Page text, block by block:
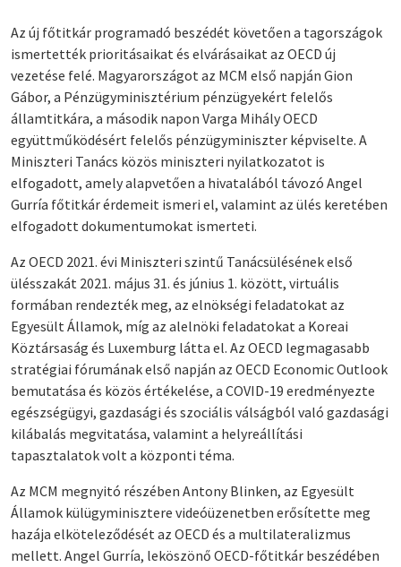
Az új főtitkár programadó beszédét követően a tagországok
ismertették prioritásaikat és elvárásaikat az OECD új
vezetése felé. Magyarországot az MCM első napján Gion
Gábor, a Pénzügyminisztérium pénzügyekért felelős
államtitkára, a második napon Varga Mihály OECD
együttműködésért felelős pénzügyminiszter képviselte. A
Miniszteri Tanács közös miniszteri nyilatkozatot is
elfogadott, amely alapvetően a hivatalából távozó Angel
Gurría főtitkár érdemeit ismeri el, valamint az ülés keretében
elfogadott dokumentumokat ismerteti.
Az OECD 2021. évi Miniszteri szintű Tanácsülésének első
ülésszakát 2021. május 31. és június 1. között, virtuális
formában rendezték meg, az elnökségi feladatokat az
Egyesült Államok, míg az alelnöki feladatokat a Koreai
Köztársaság és Luxemburg látta el. Az OECD legmagasabb
stratégiai fórumának első napján az OECD Economic Outlook
bemutatása és közös értékelése, a COVID-19 eredményezte
egészségügyi, gazdasági és szociális válságból való gazdasági
kilábalás megvitatása, valamint a helyreállítási
tapasztalatok volt a központi téma.
Az MCM megnyitó részében Antony Blinken, az Egyesült
Államok külügyminisztere videóüzenetben erősítette meg
hazája elköteleződését az OECD és a multilateralizmus
mellett. Angel Gurría, leköszönő OECD-főtitkár beszédében